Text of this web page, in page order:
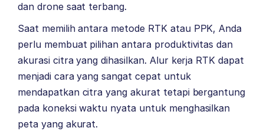
dan drone saat terbang.
Saat memilih antara metode RTK atau PPK, Anda
perlu membuat pilihan antara produktivitas dan
akurasi citra yang dihasilkan. Alur kerja RTK dapat
menjadi cara yang sangat cepat untuk
mendapatkan citra yang akurat tetapi bergantung
pada koneksi waktu nyata untuk menghasilkan
peta yang akurat.